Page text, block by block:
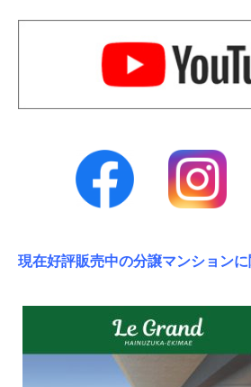
現在好評販売中の分譲マンション